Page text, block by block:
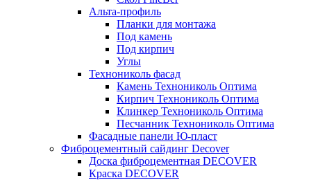
Альта-профиль
Планки для монтажа
Под камень
Под кирпич
Углы
Технониколь фасад
Камень Технониколь Оптима
Кирпич Технониколь Оптима
Клинкер Технониколь Оптима
Песчанник Технониколь Оптима
Фасадные панели Ю-пласт
Фиброцементный сайдинг Decover
Доска фиброцементная DECOVER
Краска DECOVER